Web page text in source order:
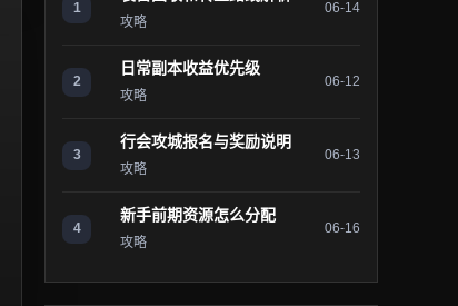
1
攻略
06-14
2
日常副本收益优先级
攻略
06-12
3
行会攻城报名与奖励说明
攻略
06-13
4
新手前期资源怎么分配
攻略
06-16